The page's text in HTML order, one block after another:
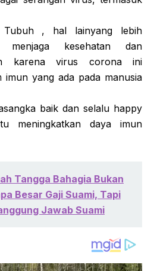
Tubuh , hal lainyang lebih
menjaga kesehatan dan
karena virus corona ini
imun yang ada pada manusia
baik dan selalu happy
meningkatkan daya imun
Tangga Bahagia Bukan
Besar Gaji Suami, Tapi
Jawab Suami